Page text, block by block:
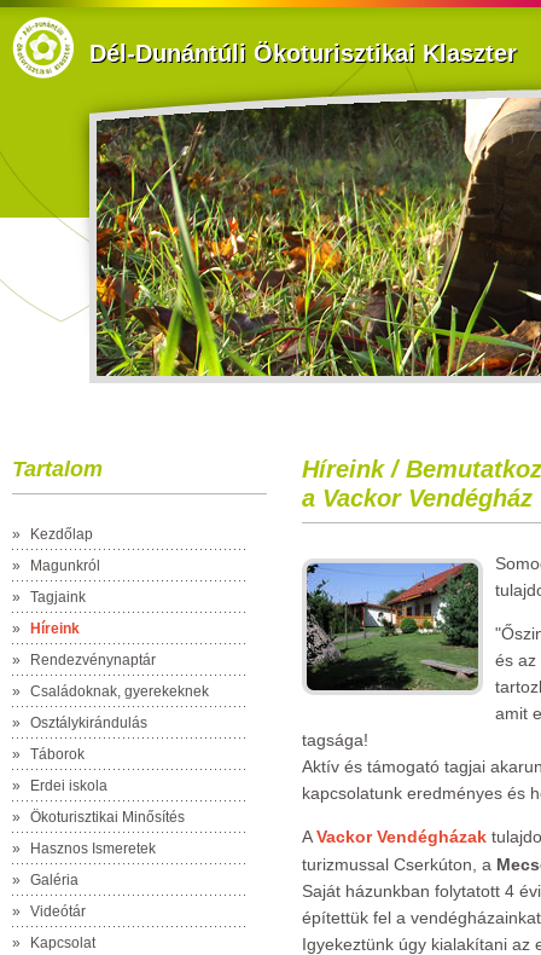
Dél-Dunántúli Ökoturisztikai Klaszter
Tartalom
»
Kezdőlap
»
Magunkról
»
Tagjaink
»
Híreink
»
Rendezvénynaptár
»
Családoknak, gyerekeknek
»
Osztálykirándulás
»
Táborok
»
Erdei iskola
»
Ökoturisztikai Minősítés
»
Hasznos Ismeretek
»
Galéria
»
Videótár
»
Kapcsolat
Híreink /
a Vackor Vendégház
és az
amit
tagsága!
Aktív és támogató tagjai
kapcsolatunk eredményes és
AVackor Vendégházak
turizmussal Cserkúton, a
Saját házunkban folytatott 4
építettük fel a
Igyekeztünk úgy kialakítani az